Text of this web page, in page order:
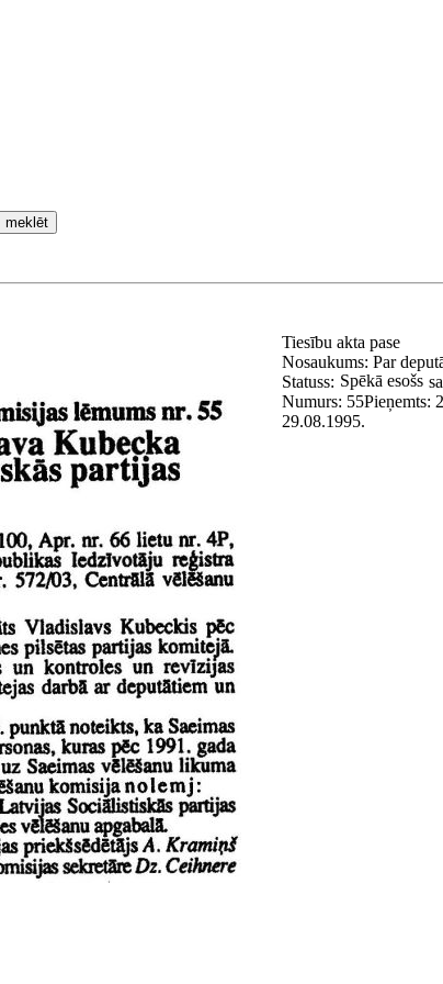
meklēt
Tiesību akta pase
Nosaukums: Par
Statuss: Spēkā esošs
Numurs: 55Pieņemts:
29.08.1995.